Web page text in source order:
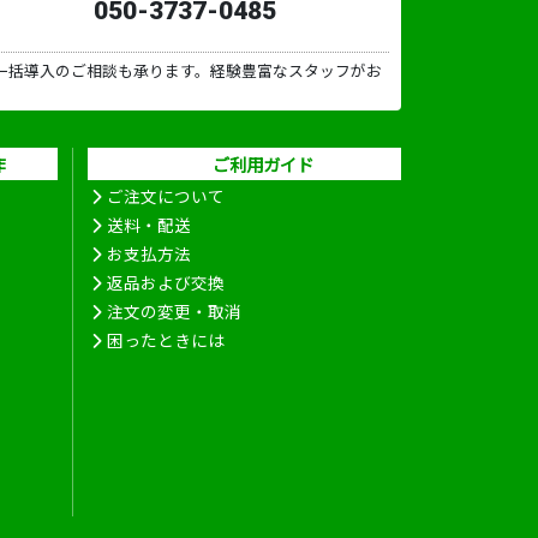
050-3737-0485
導入のご相談も承ります。経験豊富なスタッフがお
ご利用ガイド
ご注文について
送料・配送
お支払方法
返品および交換
注文の変更・取消
困ったときには